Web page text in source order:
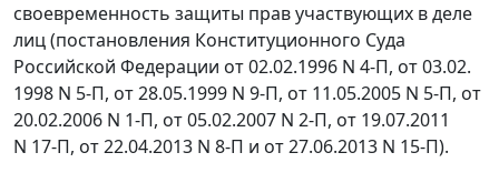
своевременность защиты прав участвующих в деле
лиц (постановления Конституционного Суда
Российской Федерации от 02.02.1996 N 4-П, от 03.02.
1998 N 5-П, от 28.05.1999 N 9-П, от 11.05.2005 N 5-П, от
20.02.2006 N 1-П, от 05.02.2007 N 2-П, от 19.07.2011
N 17-П, от 22.04.2013 N 8-П и от 27.06.2013 N 15-П).